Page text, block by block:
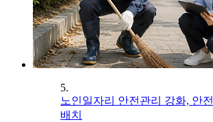
5.
노인일자리 안전관리 강화, 안
배치